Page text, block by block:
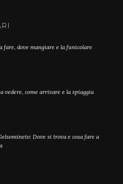
fare, dove mangiare e la funicolare
vedere, come arrivare e la spiaggia
Dove si trova e cosa fare a